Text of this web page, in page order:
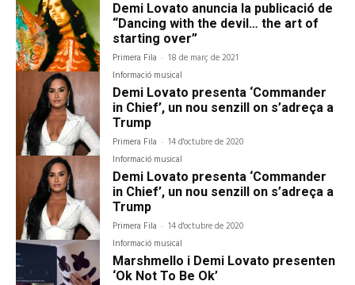
Demi Lovato anuncia la publicació de
“Dancing with the devil… the art of
starting over”
Primera Fila - 18 de març de 2021
Informació musical
Demi Lovato presenta ‘Commander
in Chief’, un nou senzill on s’adreça a
Trump
Primera Fila - 14 d'octubre de 2020
Informació musical
Demi Lovato presenta ‘Commander
in Chief’, un nou senzill on s’adreça a
Trump
Primera Fila - 14 d'octubre de 2020
Informació musical
Marshmello i Demi Lovato presenten
‘Ok Not To Be Ok’